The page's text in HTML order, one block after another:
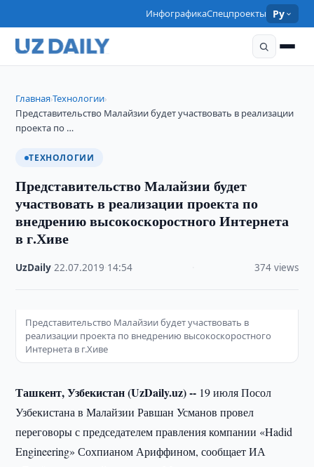
ИнфографикаСпецпроекты Ру
Главная›Технологии›
Представительство Малайзии будет участвовать в реализации
проекта по …
ТЕХНОЛОГИИ
Представительство Малайзии будет
участвовать в реализации проекта по
внедрению высокоскоростного Интернета
в г.Хиве
UzDaily ·22.07.2019 14:54 374 views
Представительство Малайзии будет участвовать в
реализации проекта по внедрению высокоскоростного
Интернета в г.Хиве
Ташкент, Узбекистан (UzDaily.uz) -- 19 июля Посол
Узбекистана в Малайзии Равшан Усманов провел
переговоры с председателем правления компании «Hadid
Engineering» Сохпианом Ариффином, сообщает ИА